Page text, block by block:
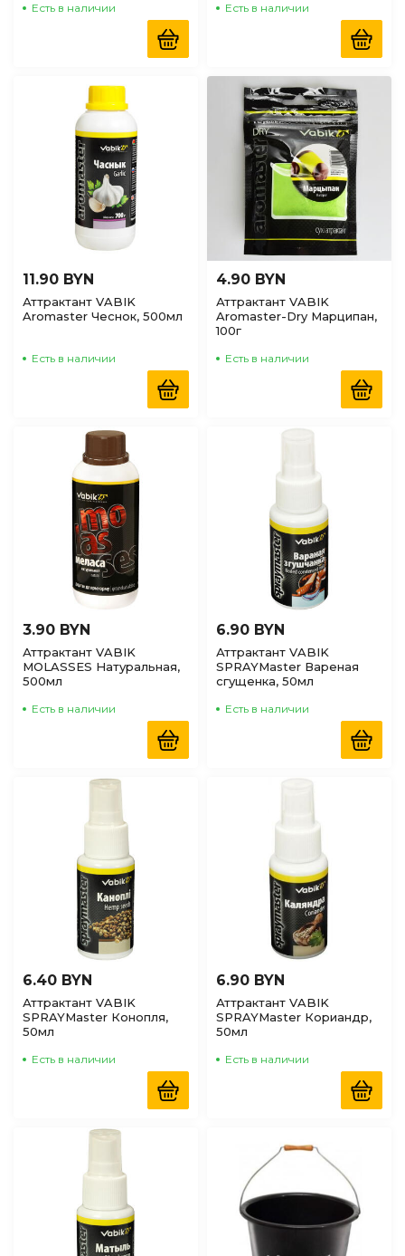
Есть в наличии Есть в наличии
11.90 BYN
Аттрактант VABIK
Aromaster Чеснок, 500мл
Есть в наличии
4.90 BYN
Аттрактант VABIK
Aromaster-Dry Марципан,
100г
Есть в наличии
3.90 BYN
Аттрактант VABIK
MOLASSES Натуральная,
500мл
Есть в наличии
6.90 BYN
Аттрактант VABIK
SPRAYMaster Вареная
сгущенка, 50мл
Есть в наличии
6.40 BYN
Аттрактант VABIK
SPRAYMaster Конопля,
50мл
Есть в наличии
6.90 BYN
Аттрактант VABIK
SPRAYMaster Кориандр,
50мл
Есть в наличии